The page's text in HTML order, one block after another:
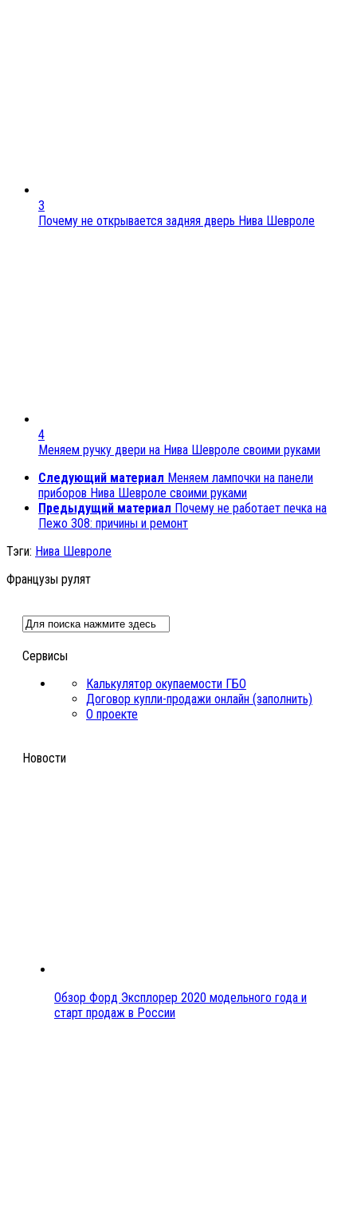
3
Почему не открывается задняя дверь Нива Шевроле
4
Меняем ручку двери на Нива Шевроле своими руками
Следующий материал Меняем лампочки на панели
приборов Нива Шевроле своими руками
Предыдущий материал Почему не работает печка на
Пежо 308: причины и ремонт
Тэги: Нива Шевроле
Французы рулят
Сервисы
Калькулятор окупаемости ГБО
Договор купли-продажи онлайн (заполнить)
О проекте
Новости
Обзор Форд Эксплорер 2020 модельного года и
старт продаж в России